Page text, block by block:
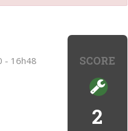
SCORE
2
- 16h48